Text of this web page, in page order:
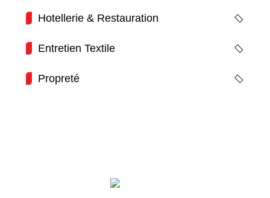
Hotellerie & Restauration
Entretien Textile
Propreté